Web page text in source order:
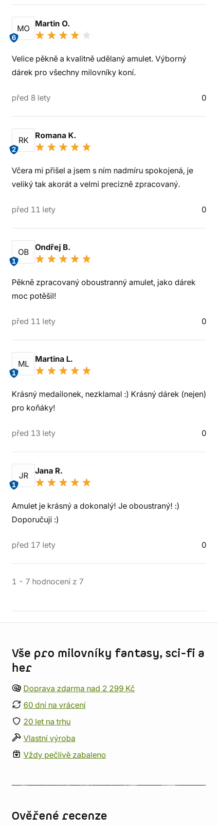
MO
6
Martin O.
Velice pěkně a kvalitně udělaný amulet. Výborný
dárek pro všechny milovníky koní.
před 8 lety 0
RK
2
Romana K.
Včera mi přišel a jsem s ním nadmíru spokojená, je
veliký tak akorát a velmi precizně zpracovaný.
před 11 lety 0
OB
1
Ondřej B.
Pěkně zpracovaný oboustranný amulet, jako dárek
moc potěšil!
před 11 lety 0
ML
1
Martina L.
Krásný medailonek, nezklamal :) Krásný dárek (nejen)
pro koňáky!
před 13 lety 0
JR
1
Jana R.
Amulet je krásný a dokonalý! Je oboustraný! :)
Doporučuji :)
před 17 lety 0
1 - 7 hodnocení z 7
Vše pro milovníky fantasy, sci-fi a
her
Doprava zdarma nad 2 299 Kč
60 dní na vrácení
20 let na trhu
Vlastní výroba
Vždy pečlivě zabaleno
Ověřené recenze